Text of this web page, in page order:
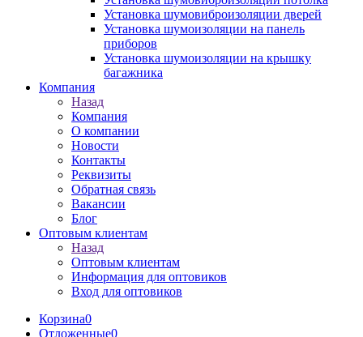
Установка шумовиброизоляции дверей
Установка шумоизоляции на панель
приборов
Установка шумоизоляции на крышку
багажника
Компания
Назад
Компания
О компании
Новости
Контакты
Реквизиты
Обратная связь
Вакансии
Блог
Оптовым клиентам
Назад
Оптовым клиентам
Информация для оптовиков
Вход для оптовиков
Корзина0
Отложенные0